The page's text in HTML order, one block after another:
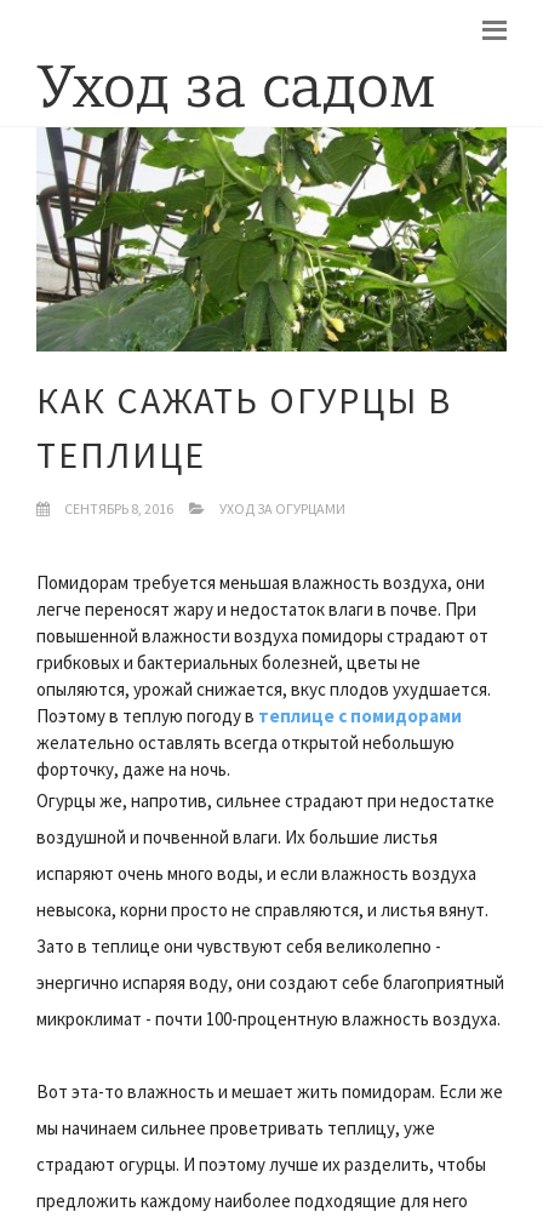
КАК САЖАТЬ ОГУРЦЫ В
ТЕПЛИЦЕ
СЕНТЯБРЬ 8, 2016 УХОД ЗА ОГУРЦАМИ
Помидорам требуется меньшая влажность воздуха, они
легче переносят жару и недостаток влаги в почве. При
повышенной влажности воздуха помидоры страдают от
грибковых и бактериальных болезней, цветы не
опыляются, урожай снижается, вкус плодов ухудшается.
Поэтому в теплую погоду в теплице с помидорами
желательно оставлять всегда открытой небольшую
форточку, даже на ночь.
Огурцы же, напротив, сильнее страдают при недостатке
воздушной и почвенной влаги. Их большие листья
испаряют очень много воды, и если влажность воздуха
невысока, корни просто не справляются, и листья вянут.
Зато в теплице они чувствуют себя великолепно -
энергично испаряя воду, они создают себе благоприятный
микроклимат - почти 100-процентную влажность воздуха.
Вот эта-то влажность и мешает жить помидорам. Если же
мы начинаем сильнее проветривать теплицу, уже
страдают огурцы. И поэтому лучше их разделить, чтобы
предложить каждому наиболее подходящие для него